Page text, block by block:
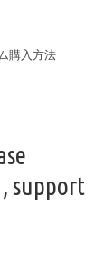
購入方法
support